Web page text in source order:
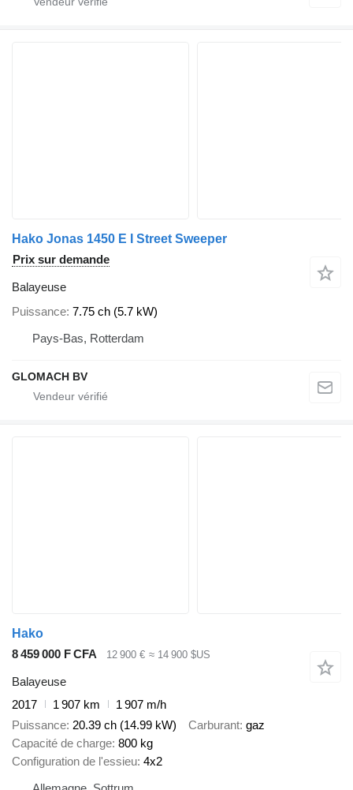
Hako Jonas 1450 E I Street Sweeper
Prix sur demande
Balayeuse
Puissance 7.75 ch (5.7 kW)
Pays-Bas, Rotterdam
GLOMACH BV
Hako
8 459 000 F CFA
12 900 € ≈ 14 900 $US
Balayeuse
2017
1 907 km
1 907 m/h
Puissance 20.39 ch (14.99 kW) Carburant gaz
Capacité de charge 800 kg
Configuration de l'essieu 4x2